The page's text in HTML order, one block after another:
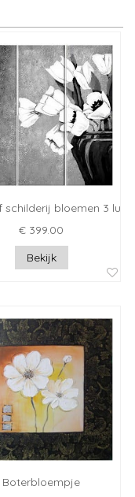
schilderij bloemen 3 luik
€ 399.00
Bekijk
Boterbloempje